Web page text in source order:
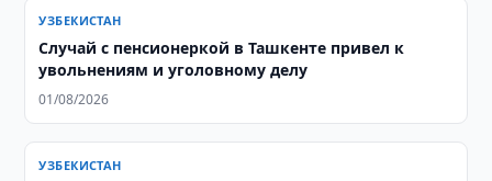
УЗБЕКИСТАН
Случай с пенсионеркой в Ташкенте привел к
увольнениям и уголовному делу
01/08/2026
УЗБЕКИСТАН